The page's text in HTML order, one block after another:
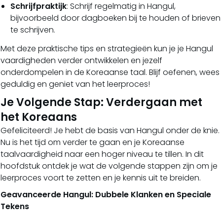
Schrijfpraktijk: Schrijf regelmatig in Hangul,
bijvoorbeeld door dagboeken bij te houden of brieven
te schrijven.
Met deze praktische tips en strategieën kun je je Hangul
vaardigheden verder ontwikkelen en jezelf
onderdompelen in de Koreaanse taal. Blijf oefenen, wees
geduldig en geniet van het leerproces!
Je Volgende Stap: Verdergaan met
het Koreaans
Gefeliciteerd! Je hebt de basis van Hangul onder de knie.
Nu is het tijd om verder te gaan en je Koreaanse
taalvaardigheid naar een hoger niveau te tillen. In dit
hoofdstuk ontdek je wat de volgende stappen zijn om je
leerproces voort te zetten en je kennis uit te breiden.
Geavanceerde Hangul: Dubbele Klanken en Speciale
Tekens